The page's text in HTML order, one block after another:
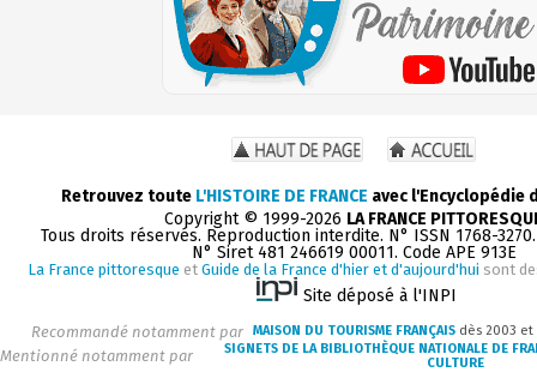
Retrouvez toute L'HISTOIRE DE FRANCE avec l'Encyclopédie
Copyright © 1999-2026 LA FRANCE
Tous droits réservés. Reproduction interdite. N° ISSN 1768-
N° Siret 481 246619 00011. Code APE 913E
La France pittoresque et Guide de la France d'hier et d'aujourd'hui sont
Site déposé à l'INPI
Recommandé notamment par MAISON DU TOURISME FRANÇAIS dès 2003 et
Mentionné notamment par
SIGNETS DE LA BIBLIOTHÈQUE NATIONALE DE
CULTURE